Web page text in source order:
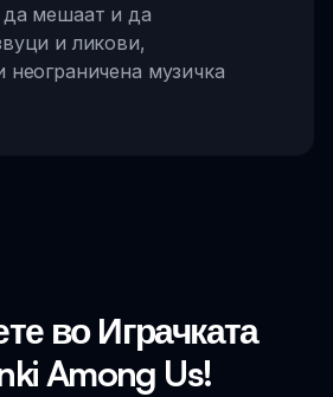
мешаат и да
и ликови,
неограничена музичка
во Играчката
Among Us!